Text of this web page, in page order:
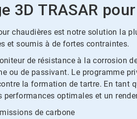
3D TRASAR
chaudières est notre solution la
et soumis à de fortes contraintes.
de résistance à la corrosion
ou de passivant. Le programme
la formation de tartre. En
optimales et un
de carbone